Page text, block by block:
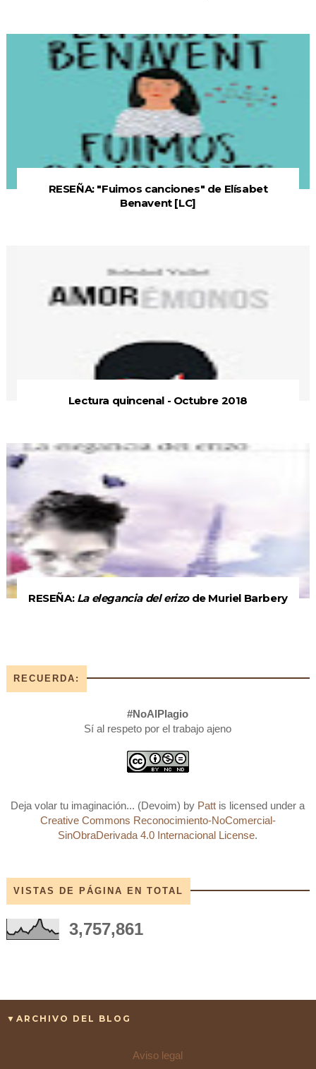
RESEÑA: "Fuimos canciones" de Elísabet
Benavent [LC]
Lectura quincenal - Octubre 2018
RESEÑA: La elegancia del erizode Muriel Barbery
RECUERDA:
#NoAlPlagio
Sí al respeto por el trabajo ajeno
Deja volar tu imaginación... (Devoim) by Patt is licensed under a
Creative Commons Reconocimiento-NoComercial-
SinObraDerivada 4.0 Internacional License.
VISTAS DE PÁGINA EN TOTAL
3,757,861
▼ARCHIVO DEL BLOG
Aviso legal